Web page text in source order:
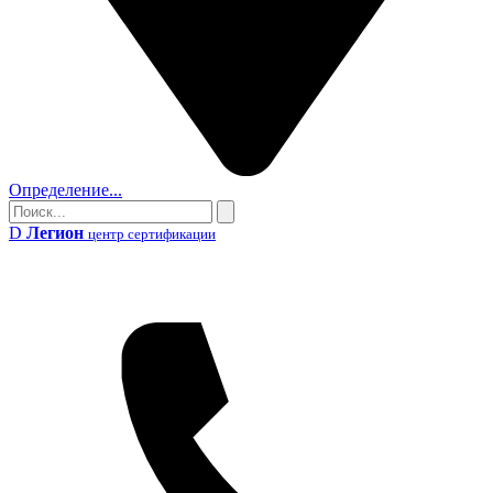
Определение...
Поиск
Поиск
D Легион центр сертификации